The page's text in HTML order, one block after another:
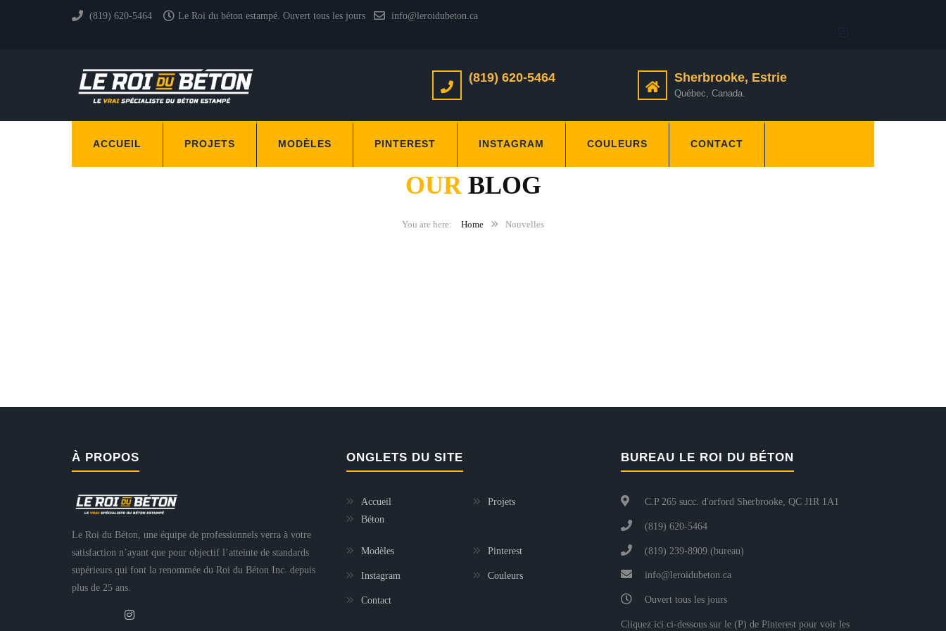
(819) 620-5464 Le Roi du béton estampé. Ouvert tous les jours info@leroidubeton.ca
(819) 620-5464 Sherbrooke, Estrie
Québec, Canada.
ACCUEIL PROJETS MODÈLES PINTEREST INSTAGRAM COULEURS CONTACT
OURBLOG
Home Nouvelles
À PROPOS
Le Roi du Béton, une équipe de professionnels verra à votre
satisfaction n’ayant que pour objectif l’atteinte de standards
supérieurs qui font la renommée du Roi du Béton Inc. depuis
plus de 25 ans.
ONGLETS DU SITE
Accueil
Béton
Projets
Modèles Pinterest
Instagram Couleurs
Contact
BUREAU LE ROI DU BÉTON
C.P 265 succ. d'orford Sherbrooke, QC J1R 1A1
(819) 620-5464
(819) 239-8909 (bureau)
info@leroidubeton.ca
Ouvert tous les jours
Cliquez ici ci-dessous sur le (P) de Pinterest pour voir les